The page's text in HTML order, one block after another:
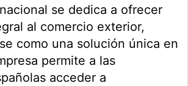
se dedica a ofrecer
al comercio exterior,
como una solución única en
permite a las
acceder a